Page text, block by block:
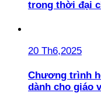
trong thời đại
20 Th6,2025
Chương trình
dành cho giáo